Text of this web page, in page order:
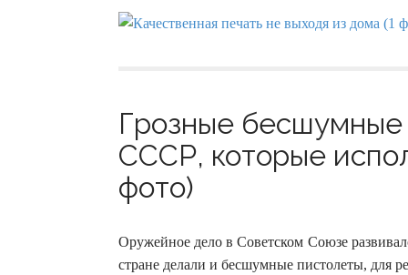
Грозные
СССР, которые
фото)
Оружейное дело в Советском Союзе
стране делали и бесшумные пистолеты, для